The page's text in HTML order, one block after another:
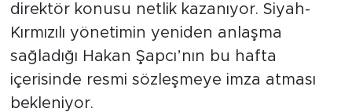
direktör konusu netlik kazanıyor. Siyah-
Kırmızılı yönetimin yeniden anlaşma
sağladığı Hakan Şapcı’nın bu hafta
içerisinde resmi sözleşmeye imza atması
bekleniyor.